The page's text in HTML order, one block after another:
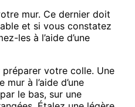
mur. Ce dernier doit
et si vous constatez
les à l’aide d’une
votre colle. Une
à l’aide d’une
le bas, sur une